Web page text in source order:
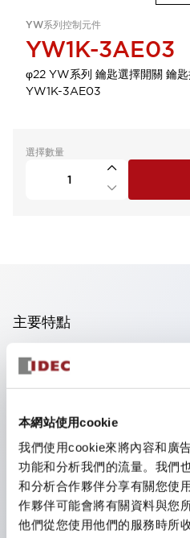
本網站使用cookie
我們使用cookie來將內容和廣
功能和分析我們的流量。我們
和分析合作夥伴分享有關您使
作夥伴可能會將有關資料與您
他們從您使用他們的服務時所
YW系列控制元件
YW1K-3AE03
φ22 YW系列 鑰匙選擇開關 鑰
YW1K-3AE03
選擇數量
主要特點
手指安全型螺絲端子。
保護等級為
另具備鑰匙選擇開關，一體
備有符合國際標準的緊急停
型。解除鎖定方式有拉出或
能（IEC60947-5-1 附件K）